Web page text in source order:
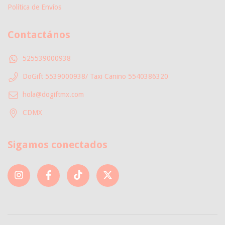
Política de Envíos
Contactános
525539000938
DoGift 5539000938/ Taxi Canino 5540386320
hola@dogiftmx.com
CDMX
Sigamos conectados